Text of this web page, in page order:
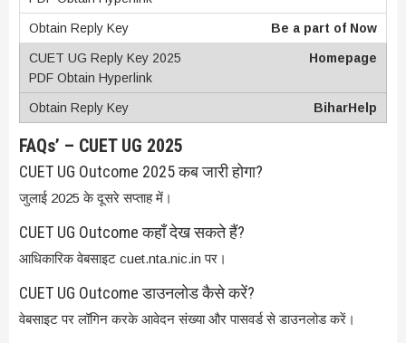
Be a part of Now
Homepage
BiharHelp
FAQs’ – CUET UG 2025
CUET UG Outcome 2025 कब जारी होगा?
जुलाई 2025 के दूसरे सप्ताह में।
CUET UG Outcome कहाँ देख सकते हैं?
आधिकारिक वेबसाइट cuet.nta.nic.in पर।
CUET UG Outcome डाउनलोड कैसे करें?
वेबसाइट पर लॉगिन करके आवेदन संख्या और पासवर्ड से डाउनलोड करें।